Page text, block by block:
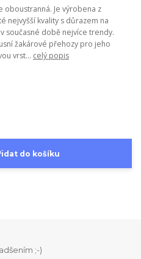
oboustranná. Je výrobena z
nejvyšší kvality s důrazem na
současné době nejvíce trendy.
žakárové přehozy pro jeho
vrst... celý popis
do košíku
;-)